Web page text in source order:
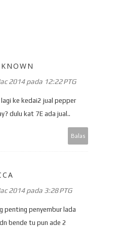
2014 pada 12:22 PTG
ke kedai2 jual pepper
dulu kat 7E ada jual..
Balas
2014 pada 3:28 PTG
penting penyembur lada
bende tu pun ade 2